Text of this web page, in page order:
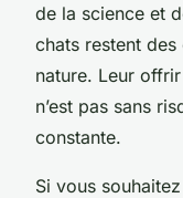
de la science et
chats restent
nature. Leur
n’est pas sans
constante.
Si vous